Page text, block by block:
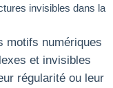
invisibles dans la
motifs numériques
et invisibles
régularité ou leur